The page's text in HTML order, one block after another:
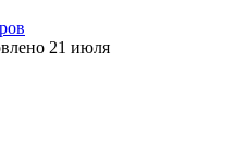
21 июля